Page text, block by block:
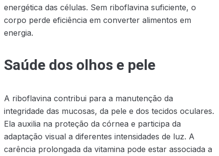
energética das células. Sem riboflavina suficiente, o
corpo perde eficiência em converter alimentos em
energia.
Saúde dos olhos e pele
A riboflavina contribui para a manutenção da
integridade das mucosas, da pele e dos tecidos oculares.
Ela auxilia na proteção da córnea e participa da
adaptação visual a diferentes intensidades de luz. A
carência prolongada da vitamina pode estar associada a